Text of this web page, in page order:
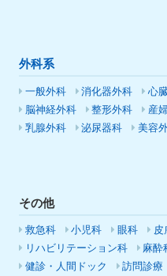
外科系
一般外科 消化器外科 心
脳神経外科
整形外科 産
乳腺外科
泌尿器科 美容
その他
救急科 小児科 眼科 皮
リハビリテーション科
麻酔
健診・人間ドック
訪問診療